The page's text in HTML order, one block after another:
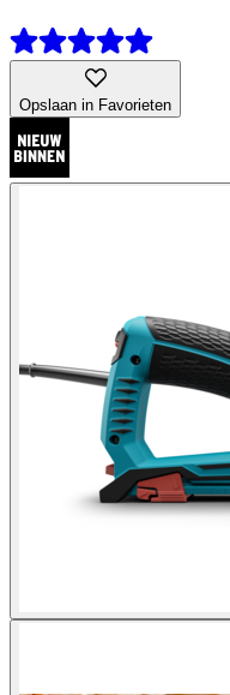
Opslaan in Favorieten